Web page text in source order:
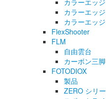
カラーエッ
カラーエッ
カラーエッ
FlexShooter
FLM
自由雲台
カーボン三脚
FOTODIOX
製品
ZERO シリ